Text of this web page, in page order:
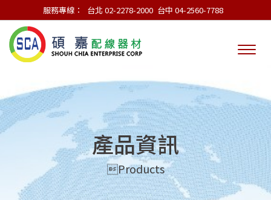
服務專線： 台北 02-2278-2000 台中 04-2560-7788
產品資訊
Products